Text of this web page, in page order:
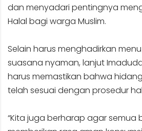
dan menyadari pentingnya
Halal bagi warga Muslim.
Selain harus menghadirkan
suasana nyaman, lanjut
harus memastikan bahwa
telah sesuai dengan prosedur
“Kita juga berharap agar semua